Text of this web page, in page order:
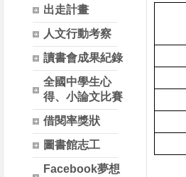
出走計畫
人文行動考察
讀書會成果紀錄
全國中學生心
得、小論文比賽
借閱率獎狀
圖書館志工
Facebook夢想